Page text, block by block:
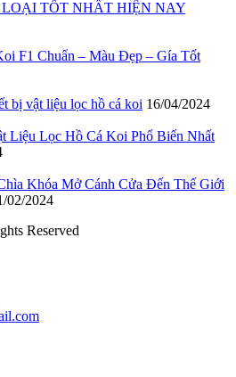
TỐT NHẤT HIỆN NAY
F1 Chuẩn – Màu Đẹp – Gía Tốt
bị vật liệu lọc hồ cá koi 16/04/2024
Liệu Lọc Hồ Cá Koi Phổ Biến Nhất
Khóa Mở Cánh Cửa Đến Thế Giới
02/2024
Reserved